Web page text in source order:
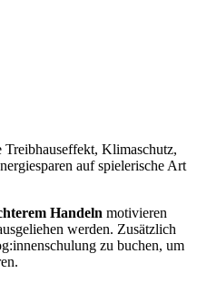
Klimaschutz,
auf spielerische Art
Handeln motivieren
werden. Zusätzlich
zu buchen, um